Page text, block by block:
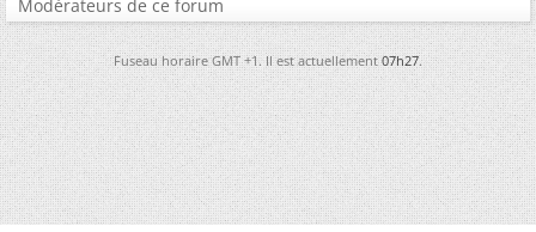
Modérateurs de ce forum
Fuseau horaire GMT +1. Il est actuellement07h27.